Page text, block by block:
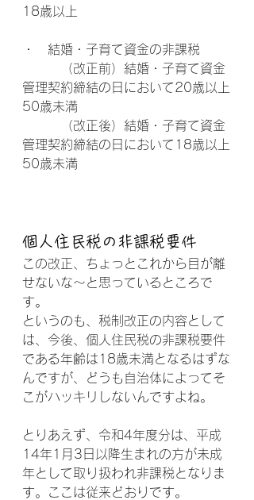
18歳以上
・　結婚・子育て資金の非課税
（改正前）結婚・子育て資金
管理契約締結の日において20歳以上
50歳未満
（改正後）結婚・子育て資金
管理契約締結の日において18歳以上
50歳未満
個人住民税の非課税要件
この改正、ちょっとこれから目が離
せないな～と思っているところで
す。
というのも、税制改正の内容として
は、今後、個人住民税の非課税要件
である年齢は18歳未満となるはずな
んですが、どうも自治体によってそ
こがハッキリしないんですよね。
とりあえず、令和4年度分は、平成
14年1月3日以降生まれの方が未成
年として取り扱われ非課税となりま
す。ここは従来どおりです。